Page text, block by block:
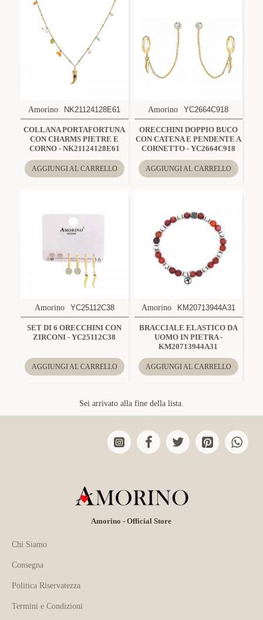
Amorino NK21124128E61
COLLANA PORTAFORTUNA
CON CHARMS PIETRE E
CORNO - NK21124128E61
AGGIUNGI AL CARRELLO
Amorino YC2664C918
ORECCHINI DOPPIO BUCO
CON CATENA E PENDENTE A
CORNETTO - YC2664C918
AGGIUNGI AL CARRELLO
Amorino YC25112C38
SET DI 6 ORECCHINI CON
ZIRCONI - YC25112C38
AGGIUNGI AL CARRELLO
Amorino KM20713944A31
BRACCIALE ELASTICO DA
UOMO IN PIETRA -
KM20713944A31
AGGIUNGI AL CARRELLO
Sei arrivato alla fine della lista.
Amorino - Official Store
Chi Siamo
Consegna
Politica Riservatezza
Termini e Condizioni